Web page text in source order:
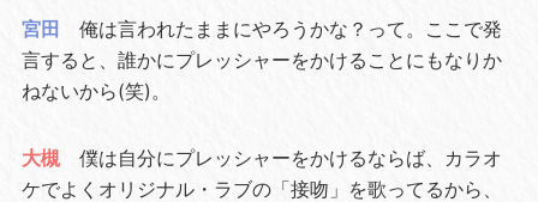
宮田
俺は言われたままにやろうかな？って。ここで発
言すると、誰かにプレッシャーをかけることにもなりか
ねないから(笑)。
大槻
僕は自分にプレッシャーをかけるならば、カラオ
ケでよくオリジナル・ラブの「接吻」を歌ってるから、